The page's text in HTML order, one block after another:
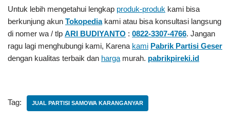
Untuk lebih mengetahui lengkap produk-produk kami bisa
berkunjung akun Tokopediakami atau bisa konsultasi langsung
di nomer wa / tlp ARI BUDIYANTO : 0822-3307-4766. Jangan
ragu lagi menghubungi kami, Karena kami Pabrik Partisi Geser
dengan kualitas terbaik dan harga murah. pabrikpireki.id
Tag: JUAL PARTISI SAMOWA KARANGANYAR